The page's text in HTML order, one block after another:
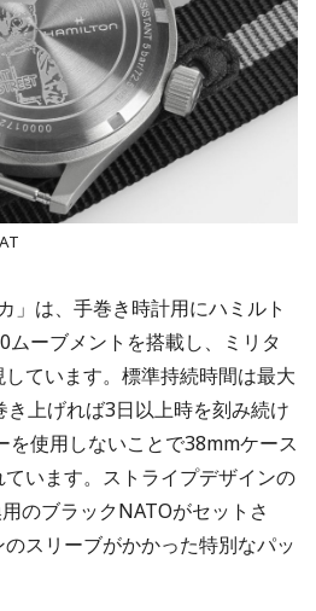
」は、手巻き時計用にハミルト
ムーブメントを搭載し、ミリタ
ています。標準持続時間は最大
上げれば3日以上時を刻み続け
を使用しないことで38mmケース
います。ストライプデザインの
のブラックNATOがセットさ
スリーブがかかった特別なパッ